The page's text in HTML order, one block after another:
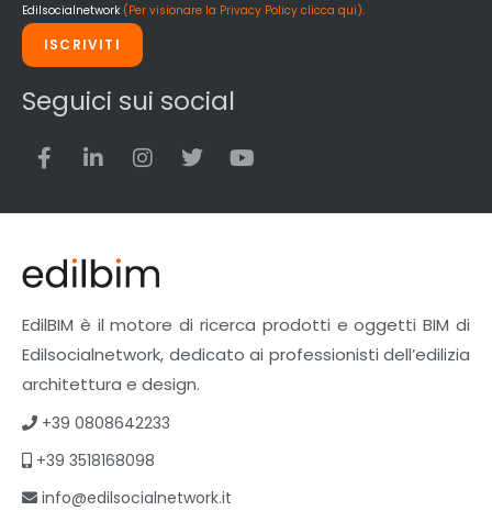
Edilsocialnetwork (Per visionare la Privacy Policy clicca qui).
ISCRIVITI
Seguici sui social
EdilBIM è il motore di ricerca prodotti e oggetti BIM di
Edilsocialnetwork, dedicato ai professionisti dell’edilizia
architettura e design.
+39 0808642233
+39 3518168098
info@edilsocialnetwork.it